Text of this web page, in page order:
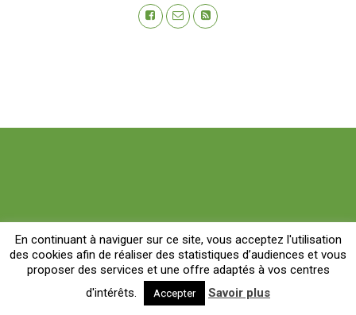
En continuant à naviguer sur ce site, vous acceptez l'utilisation
des cookies afin de réaliser des statistiques d’audiences et vous
proposer des services et une offre adaptés à vos centres
d'intérêts.
Accepter Savoir plus